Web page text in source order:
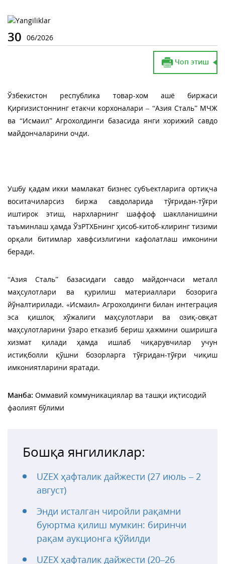
30 06/2026
Чоп этиш
Ўзбекистон республика товар-хом ашё биржаси
Қирғизистоннинг етакчи корхоналари – “Азия Сталь” МЧЖ
ва “Исмаил” Агрохолдинги базасида янги хорижий савдо
майдончаларини очди.
Ушбу қадам икки мамлакат бизнес субъектларига ортиқча
воситачиларсиз биржа савдоларида тўғридан-тўғри
иштирок этиш, нархларнинг шаффоф шаклланишини
таъминлаш ҳамда ЎзРТХБнинг ҳисоб-китоб-клиринг тизими
орқали битимлар хавфсизлигини кафолатлаш имконини
беради.
“Азия Сталь” базасидаги савдо майдончаси металл
маҳсулотлари ва қурилиш материаллари бозорига
йўналтирилади. «Исмаил» Агрохолдинги билан интеграция
эса қишлоқ хўжалиги маҳсулотлари ва озиқ-овқат
маҳсулотларини ўзаро етказиб бериш ҳажмини оширишга
хизмат қилади ҳамда ишлаб чиқарувчилар учун
истиқболли қўшни бозорларга тўғридан-тўғри чиқиш
имкониятларини яратади.
Манба: Оммавий коммуникациялар ва ташқи иқтисодий
фаолият бўлими
Бошқа янгиликлар:
UZEX ҳафталик дайжести (27 июль – 2
август)
Энди исталган чиройли рақамни
буюртма қилиш мумкин: биринчи
рақам аукционга қўйилди
UZEX ҳафталик дайжести (20–26